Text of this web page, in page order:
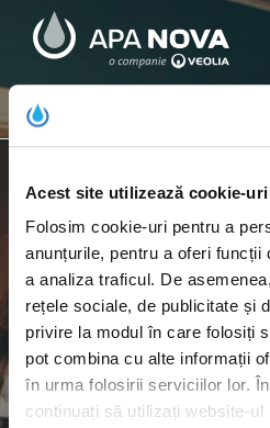
Acest site utilizează cookie-uri
Folosim cookie-uri pentru a
anunțurile, pentru a oferi funcții
a analiza traficul. De
rețele sociale, de publicitate și
privire la modul în care folosiți
pot combina cu alte informații
în urma folosirii serviciilor lor.
continuați să utilizați website-
RESTURI
Uleiul de